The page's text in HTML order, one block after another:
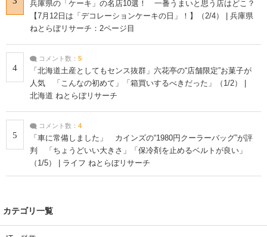
兵庫県の「ケーキ」の名店10選！ 一番うまいと思う店はどこ？
【7月12日は「デコレーションケーキの日」！】（2/4） | 兵庫県
ねとらぼリサーチ：2ページ目
4
コメント数： 5
「北海道土産としてもセンス抜群」六花亭の“店舗限定”お菓子が
人気 「こんなの初めて」「箱買いするべきだった」（1/2） |
北海道 ねとらぼリサーチ
5
コメント数： 4
「車に常備しました」 カインズの“1980円クーラーバッグ”が評
判 「ちょうどいい大きさ」「保冷剤を止めるベルトが良い」
（1/5） | ライフ ねとらぼリサーチ
カテゴリ一覧